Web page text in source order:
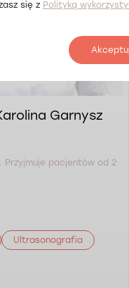
Garnysz
Przyjmuje pacjentów od 2
Ultrasonografia
się z Polityką
Akceptuj